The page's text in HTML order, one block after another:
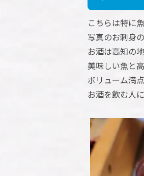
こちらは特に
写真のお刺身
お酒は高知の
美味しい魚と
ボリューム満
お酒を飲む人